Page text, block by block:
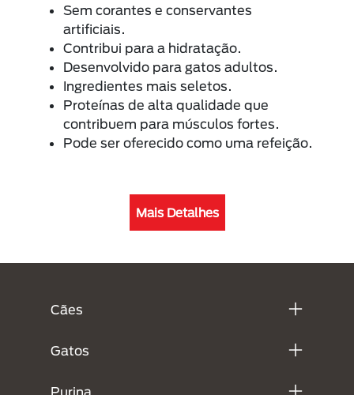
Sem corantes e conservantes
artificiais.
Contribui para a hidratação.
Desenvolvido para gatos adultos.
Ingredientes mais seletos.
Proteínas de alta qualidade que
contribuem para músculos fortes.
Pode ser oferecido como uma refeição.
Mais Detalhes
Cães
Gatos
Purina